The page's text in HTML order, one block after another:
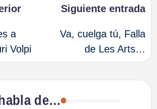
a
Volpi
Siguiente entrada
Va, cuelga tú, Falla
de Les Arts…
de…